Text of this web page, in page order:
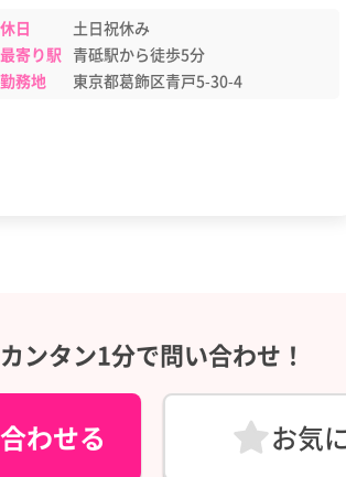
休日
土日祝休み
最寄り駅 青砥駅から徒歩5分
勤務地
東京都葛飾区青戸5-30-4
カンタン1分で問い合わせ！
わせる お気